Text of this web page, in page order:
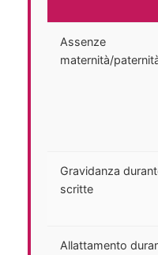
la nostra
Preferenza
Assenze
maternità/
Gravidanza
scritte
Allattamento